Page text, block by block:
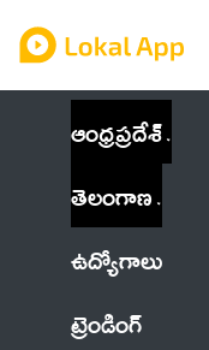
ఆంధ్రప్రదేశ్
తెలంగాణ
ఉద్యోగాలు
ట్రెండింగ్